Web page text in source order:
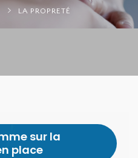
LA PROPRETÉ
sur la
place